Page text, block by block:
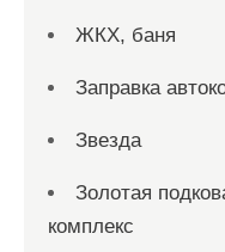
ЖКХ, баня
Заправка
Звезда
Золотая
комплекс